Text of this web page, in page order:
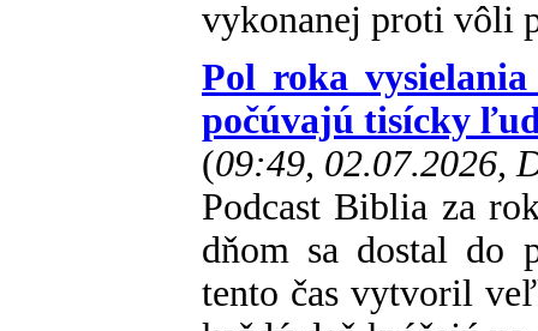
vykonanej proti vôli
Pol roka
počúvajú tisícky
(09:49, 02.07.2026,
Podcast Biblia za
dňom sa dostal do
tento čas vytvoril